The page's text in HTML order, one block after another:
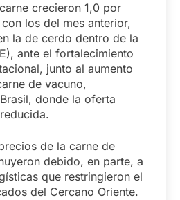
crecieron 1,0 por
los del mes anterior,
la de cerdo dentro de la
ante el fortalecimiento
junto al aumento
de vacuno,
donde la oferta
de la carne de
debido, en parte, a
que restringieron el
del Cercano Oriente.